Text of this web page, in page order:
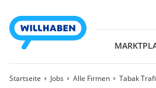
Startseite Jobs Alle Firmen Tabak